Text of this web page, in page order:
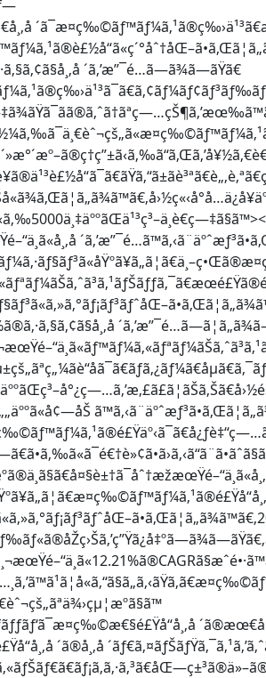
´ã‚’æ”¯é…ã—ã¾ã—ãŸã€
´ã®å¸‚å